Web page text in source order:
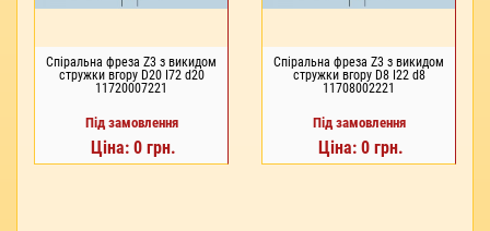
Спіральна фреза Z3 з викидом
стружки вгору D20 I72 d20
11720007221
Під замовлення
Ціна: 0 грн.
Спіральна фреза Z3 з викидом
стружки вгору D8 I22 d8
11708002221
Під замовлення
Ціна: 0 грн.